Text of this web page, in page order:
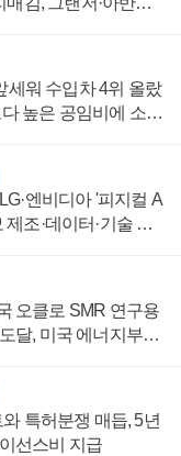
세워 수입차 4위 올랐
높은 공임비에 소비
엔비디아 '피지컬 A
제조·데이터·기술 결
오클로 SMR 연구용
달, 미국 에너지부
특허분쟁 매듭, 5년
선스비 지급